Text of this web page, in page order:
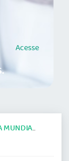
Acesse
DE BIOÉTICA